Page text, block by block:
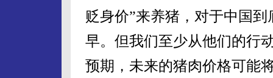
贬身价”来养猪，对于中国
早。但我们至少从他们的行
预期，未来的猪肉价格可能